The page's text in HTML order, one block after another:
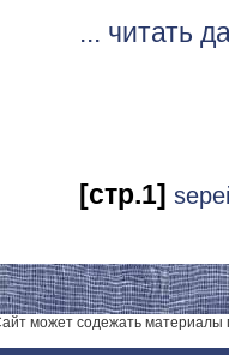
... читать
[стр.1]
может содежать материалы